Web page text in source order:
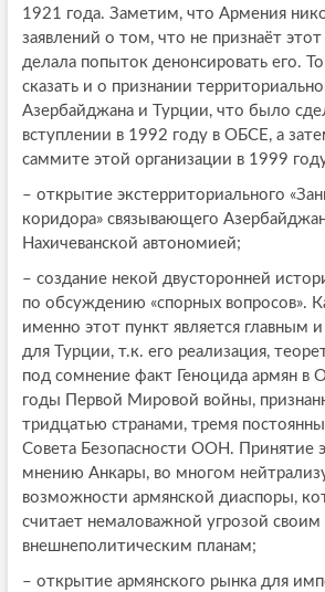
1921 года. Заметим, что Армения
заявлений о том, что не признаёт
делала попыток денонсировать его.
сказать и о признании
Азербайджана и Турции, что было
вступлении в 1992 году в ОБСЕ, а
саммите этой организации в 1999
– открытие экстерриториального
коридора» связывающего
Нахичеванской автономией;
– создание некой двусторонней
по обсуждению «спорных вопросов».
именно этот пункт является главным
для Турции, т.к. его реализация,
под сомнение факт Геноцида армян в
годы Первой Мировой войны,
тридцатью странами, тремя
Совета Безопасности ООН. Принятие
мнению Анкары, во многом
возможности армянской диаспоры,
считает немаловажной угрозой своим
внешнеполитическим планам;
– открытие армянского рынка для